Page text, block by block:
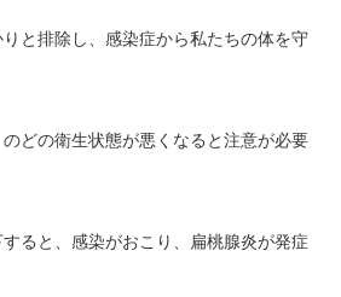
と排除し、感染症から私たちの体を守
どの衛生状態が悪くなると注意が必要
ると、感染がおこり、扁桃腺炎が発症